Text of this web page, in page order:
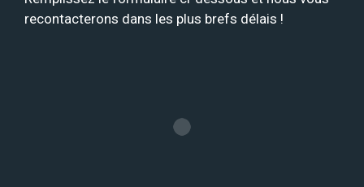
recontacterons dans les plus brefs délais !